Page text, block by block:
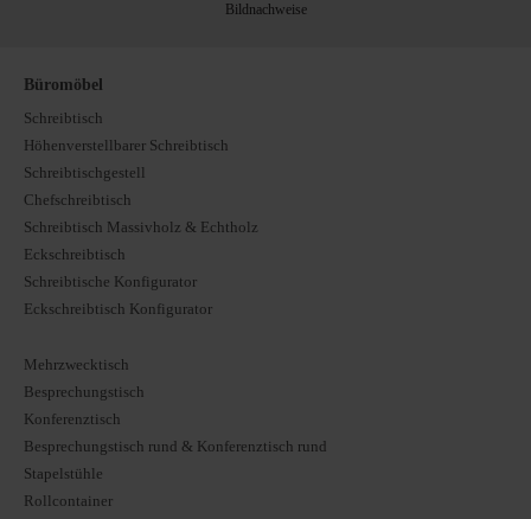
Bildnachweise
Büromöbel
Schreibtisch
Höhenverstellbarer Schreibtisch
Schreibtischgestell
Chefschreibtisch
Schreibtisch Massivholz & Echtholz
Eckschreibtisch
Schreibtische Konfigurator
Eckschreibtisch Konfigurator
Mehrzwecktisch
Besprechungstisch
Konferenztisch
Besprechungstisch rund & Konferenztisch rund
Stapelstühle
Rollcontainer